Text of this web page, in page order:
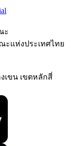
ะ
ะแห่งประเทศไทย
เขน เขตหลักสี่